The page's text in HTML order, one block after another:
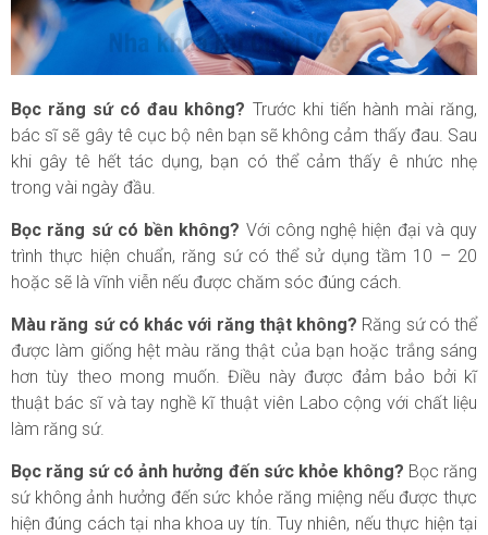
Bọc răng sứ có đau không? Trước khi tiến hành mài răng,
bác sĩ sẽ gây tê cục bộ nên bạn sẽ không cảm thấy đau. Sau
khi gây tê hết tác dụng, bạn có thể cảm thấy ê nhức nhẹ
trong vài ngày đầu.
Bọc răng sứ có bền không? Với công nghệ hiện đại và quy
trình thực hiện chuẩn, răng sứ có thể sử dụng tầm 10 – 20
hoặc sẽ là vĩnh viễn nếu được chăm sóc đúng cách.
Màu răng sứ có khác với răng thật không? Răng sứ có thể
được làm giống hệt màu răng thật của bạn hoặc trắng sáng
hơn tùy theo mong muốn. Điều này được đảm bảo bởi kĩ
thuật bác sĩ và tay nghề kĩ thuật viên Labo cộng với chất liệu
làm răng sứ.
Bọc răng sứ có ảnh hưởng đến sức khỏe không? Bọc răng
sứ không ảnh hưởng đến sức khỏe răng miệng nếu được thực
hiện đúng cách tại nha khoa uy tín. Tuy nhiên, nếu thực hiện tại